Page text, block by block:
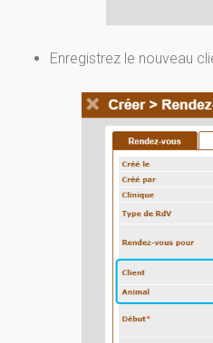
Enregistrez le nouveau